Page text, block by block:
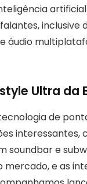
inclusive
áudio
Ultra da
de
interessantes,
e
mercado, e as